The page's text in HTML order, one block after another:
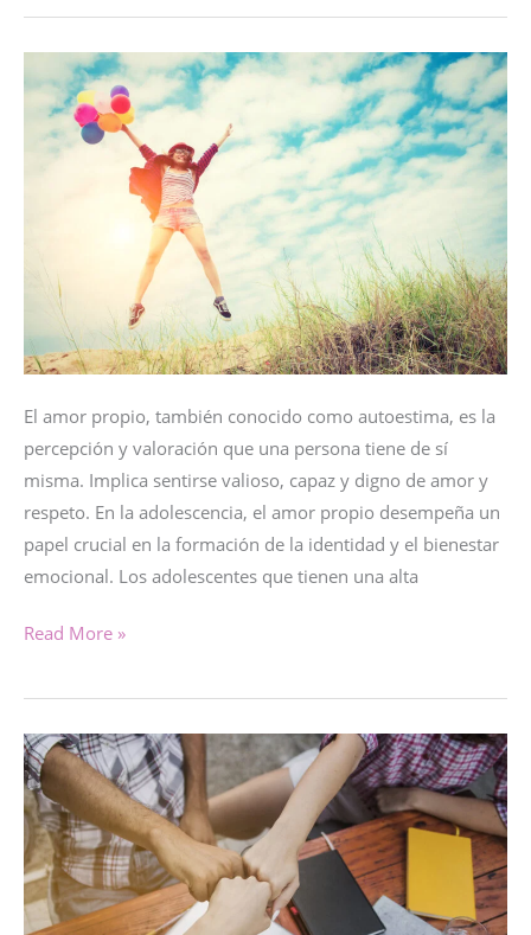
DE
VALIDACION
EMOCIONAL
El amor propio, también conocido como autoestima, es la
percepción y valoración que una persona tiene de sí
misma. Implica sentirse valioso, capaz y digno de amor y
respeto. En la adolescencia, el amor propio desempeña un
papel crucial en la formación de la identidad y el bienestar
emocional. Los adolescentes que tienen una alta
AMOR
EN
LA
ADOLESCENCIA
Read More »